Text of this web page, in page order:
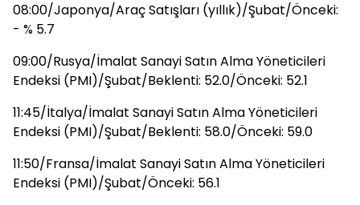
08:00/Japonya/Araç Satışları (yıllık)/Şubat/Önceki:
- % 5.7
09:00/Rusya/İmalat Sanayi Satın Alma Yöneticileri
Endeksi (PMI)/Şubat/Beklenti: 52.0/Önceki: 52.1
11:45/İtalya/İmalat Sanayi Satın Alma Yöneticileri
Endeksi (PMI)/Şubat/Beklenti: 58.0/Önceki: 59.0
11:50/Fransa/İmalat Sanayi Satın Alma Yöneticileri
Endeksi (PMI)/Şubat/Önceki: 56.1